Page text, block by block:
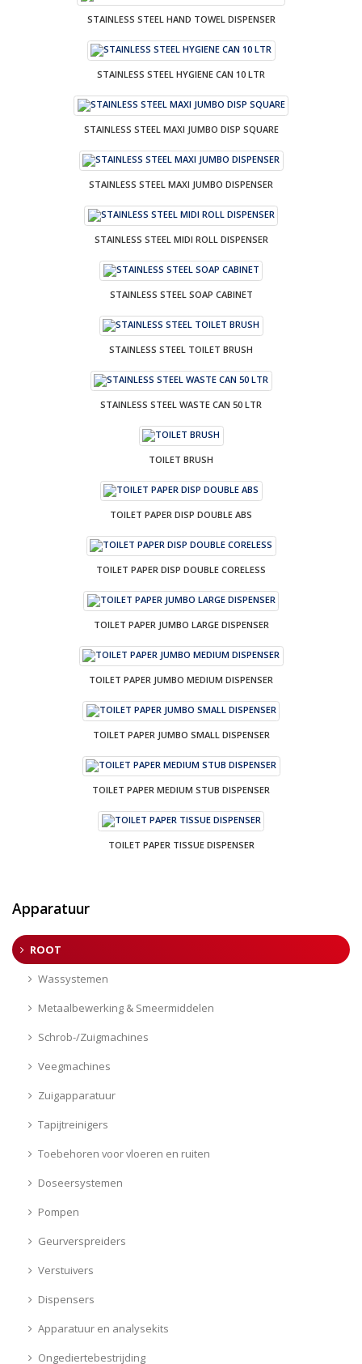
STAINLESS STEEL HAND TOWEL DISPENSER
STAINLESS STEEL HYGIENE CAN 10 LTR
STAINLESS STEEL MAXI JUMBO DISP SQUARE
STAINLESS STEEL MAXI JUMBO DISPENSER
STAINLESS STEEL MIDI ROLL DISPENSER
STAINLESS STEEL SOAP CABINET
STAINLESS STEEL TOILET BRUSH
STAINLESS STEEL WASTE CAN 50 LTR
TOILET BRUSH
TOILET PAPER DISP DOUBLE ABS
TOILET PAPER DISP DOUBLE CORELESS
TOILET PAPER JUMBO LARGE DISPENSER
TOILET PAPER JUMBO MEDIUM DISPENSER
TOILET PAPER JUMBO SMALL DISPENSER
TOILET PAPER MEDIUM STUB DISPENSER
TOILET PAPER TISSUE DISPENSER
Apparatuur
ROOT
Wassystemen
Metaalbewerking & Smeermiddelen
Schrob-/Zuigmachines
Veegmachines
Zuigapparatuur
Tapijtreinigers
Toebehoren voor vloeren en ruiten
Doseersystemen
Pompen
Geurverspreiders
Verstuivers
Dispensers
Apparatuur en analysekits
Ongediertebestrijding